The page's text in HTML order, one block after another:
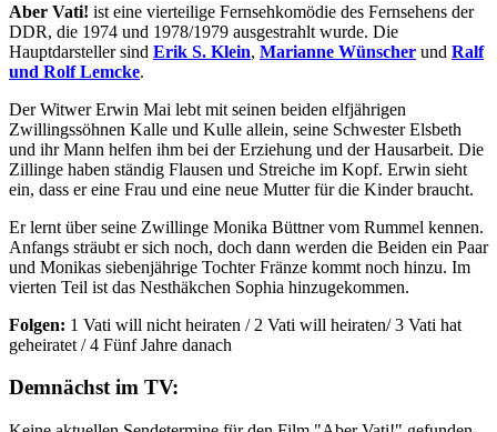
Aber Vati! ist eine vierteilige Fernsehkomödie des Fernsehens der
DDR, die 1974 und 1978/1979 ausgestrahlt wurde. Die
Hauptdarsteller sind Erik S. Klein, Marianne Wünscher und Ralf
und Rolf Lemcke.
Der Witwer Erwin Mai lebt mit seinen beiden elfjährigen
Zwillingssöhnen Kalle und Kulle allein, seine Schwester Elsbeth
und ihr Mann helfen ihm bei der Erziehung und der Hausarbeit. Die
Zillinge haben ständig Flausen und Streiche im Kopf. Erwin sieht
ein, dass er eine Frau und eine neue Mutter für die Kinder braucht.
Er lernt über seine Zwillinge Monika Büttner vom Rummel kennen.
Anfangs sträubt er sich noch, doch dann werden die Beiden ein Paar
und Monikas siebenjährige Tochter Fränze kommt noch hinzu. Im
vierten Teil ist das Nesthäkchen Sophia hinzugekommen.
Folgen: 1 Vati will nicht heiraten / 2 Vati will heiraten/ 3 Vati hat
geheiratet / 4 Fünf Jahre danach
Demnächst im TV: